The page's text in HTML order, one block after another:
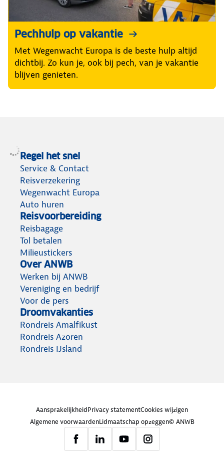
Pechhulp op vakantie
Met Wegenwacht Europa is de beste hulp altijd
dichtbij. Zo kun je, ook bij pech, van je vakantie
blijven genieten.
Regel het snel
Service & Contact
Reisverzekering
Wegenwacht Europa
Auto huren
Reisvoorbereiding
Reisbagage
Tol betalen
Milieustickers
Over ANWB
Werken bij ANWB
Vereniging en bedrijf
Voor de pers
Droomvakanties
Rondreis Amalfikust
Rondreis Azoren
Rondreis IJsland
AansprakelijkheidPrivacy statementCookies wijzigen
Algemene voorwaardenLidmaatschap opzeggen© ANWB